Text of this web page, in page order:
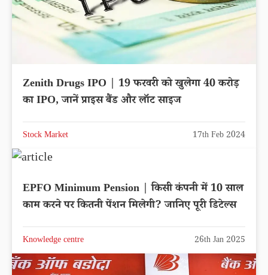
Zenith Drugs IPO | 19 फरवरी को खुलेगा 40 करोड़
का IPO, जानें प्राइस बैंड और लॉट साइज
Stock Market 17th Feb 2024
EPFO Minimum Pension | किसी कंपनी में 10 साल
काम करने पर कितनी पेंशन मिलेगी? जानिए पूरी डिटेल्स
Knowledge centre 26th Jan 2025